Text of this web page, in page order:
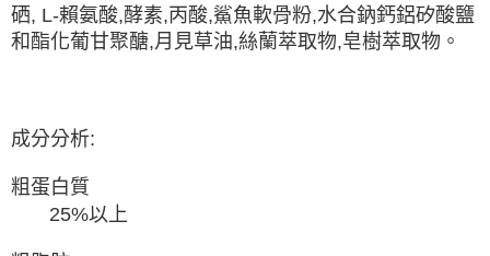
硒, L-賴氨酸,酵素,丙酸,鯊魚軟骨粉,水合鈉鈣​​鋁矽酸鹽
和酯化葡甘聚醣,月見草油,絲蘭萃取物,皂樹萃取物。
成分分析:
粗蛋白質
25%以上